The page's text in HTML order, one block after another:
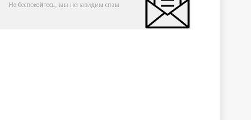
Не беспокойтесь, мы ненавидим спам